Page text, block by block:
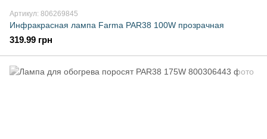
Артикул: 806269845
Инфракрасная лампа Farma PAR38 100W прозрачная
319.99 грн